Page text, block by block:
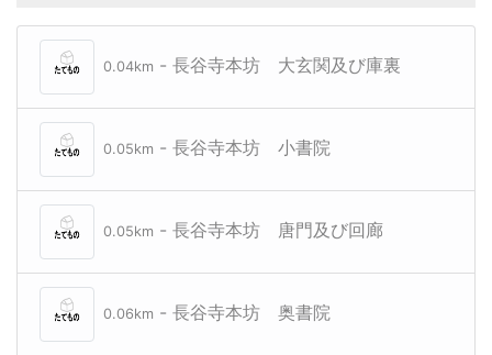
0.04km - 長谷寺本坊 大玄関及び庫裏
0.05km - 長谷寺本坊 小書院
0.05km - 長谷寺本坊 唐門及び回廊
0.06km - 長谷寺本坊 奥書院